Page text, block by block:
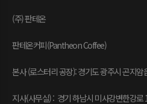
(주) 판테온
판테온커피(Pantheon Coffee)
본사 (로스터리 공장): 경기도 광주시 곤지암
지사(사무실) : 경기 하남시 미사강변한강